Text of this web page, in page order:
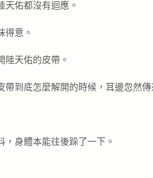
天佑都沒有迴應。
得意。
陸天佑的皮帶。
帶到底怎麼解開的時候，耳邊忽然傳
，身體本能往後跺了一下。